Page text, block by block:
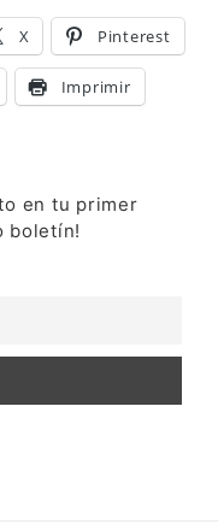
X Pinterest
Imprimir
en tu primer
boletín!